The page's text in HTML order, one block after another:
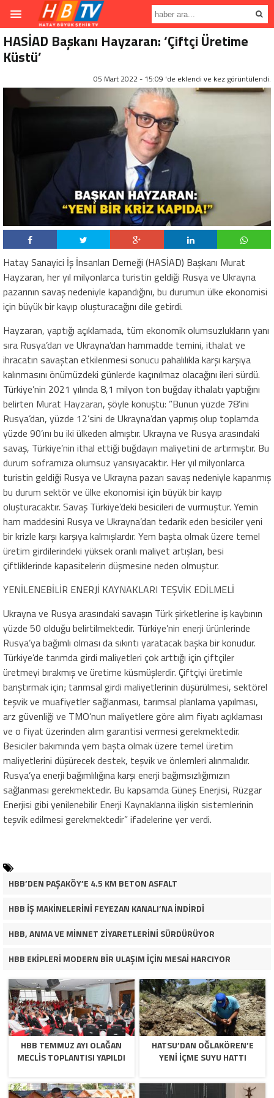
HASİAD Başkanı Hayzaran: ‘Çiftçi Üretime
Küstü’
05 Mart 2022 - 15:09 'de eklendi ve kez görüntülendi.
Hatay Sanayici İş İnsanları Derneği (HASİAD) Başkanı Murat
Hayzaran, her yıl milyonlarca turistin geldiği Rusya ve Ukrayna
pazarının savaş nedeniyle kapandığını, bu durumun ülke ekonomisi
için büyük bir kayıp oluşturacağını dile getirdi.
Hayzaran, yaptığı açıklamada, tüm ekonomik olumsuzlukların yanı
sıra Rusya’dan ve Ukrayna’dan hammadde temini, ithalat ve
ihracatın savaştan etkilenmesi sonucu pahalılıkla karşı karşıya
kalınmasını önümüzdeki günlerde kaçınılmaz olacağını ileri sürdü.
Türkiye’nin 2021 yılında 8,1 milyon ton buğday ithalatı yaptığını
belirten Murat Hayzaran, şöyle konuştu: ”Bunun yüzde 78’ini
Rusya’dan, yüzde 12’sini de Ukrayna’dan yapmış olup toplamda
yüzde 90’ını bu iki ülkeden almıştır. Ukrayna ve Rusya arasındaki
savaş, Türkiye’nin ithal ettiği buğdayın maliyetini de artırmıştır. Bu
durum soframıza olumsuz yansıyacaktır. Her yıl milyonlarca
turistin geldiği Rusya ve Ukrayna pazarı savaş nedeniyle kapanmış
bu durum sektör ve ülke ekonomisi için büyük bir kayıp
oluşturacaktır. Savaş Türkiye’deki besicileri de vurmuştur. Yemin
ham maddesini Rusya ve Ukrayna’dan tedarik eden besiciler yeni
bir krizle karşı karşıya kalmışlardır. Yem başta olmak üzere temel
üretim girdilerindeki yüksek oranlı maliyet artışları, besi
çiftliklerinde kapasitelerin düşmesine neden olmuştur.
YENİLENEBİLİR ENERJİ KAYNAKLARI TEŞVİK EDİLMELİ
Ukrayna ve Rusya arasındaki savaşın Türk şirketlerine iş kaybının
yüzde 50 olduğu belirtilmektedir. Türkiye’nin enerji ürünlerinde
Rusya’ya bağımlı olması da sıkıntı yaratacak başka bir konudur.
Türkiye’de tarımda girdi maliyetleri çok arttığı için çiftçiler
üretmeyi bırakmış ve üretime küsmüşlerdir. Çiftçiyi üretimle
barıştırmak için; tarımsal girdi maliyetlerinin düşürülmesi, sektörel
teşvik ve muafiyetler sağlanması, tarımsal planlama yapılması,
arz güvenliği ve TMO’nun maliyetlere göre alım fiyatı açıklaması
ve o fiyat üzerinden alım garantisi vermesi gerekmektedir.
Besiciler bakımında yem başta olmak üzere temel üretim
maliyetlerini düşürecek destek, teşvik ve önlemleri alınmalıdır.
Rusya’ya enerji bağımlılığına karşı enerji bağımsızlığımızın
sağlanması gerekmektedir. Bu kapsamda Güneş Enerjisi, Rüzgar
Enerjisi gibi yenilenebilir Enerji Kaynaklarına ilişkin sistemlerinin
teşvik edilmesi gerekmektedir” ifadelerine yer verdi.
HBB’DEN PAŞAKÖY’E 4.5 KM BETON ASFALT
HBB İŞ MAKİNELERİNİ FEYEZAN KANALI’NA İNDİRDİ
HBB, ANMA VE MİNNET ZİYARETLERİNİ SÜRDÜRÜYOR
HBB EKİPLERİ MODERN BİR ULAŞIM İÇİN MESAİ HARCIYOR
HBB TEMMUZ AYI OLAĞAN
MECLİS TOPLANTISI YAPILDI
HATSU’DAN OĞLAKÖREN’E
YENİ İÇME SUYU HATTI